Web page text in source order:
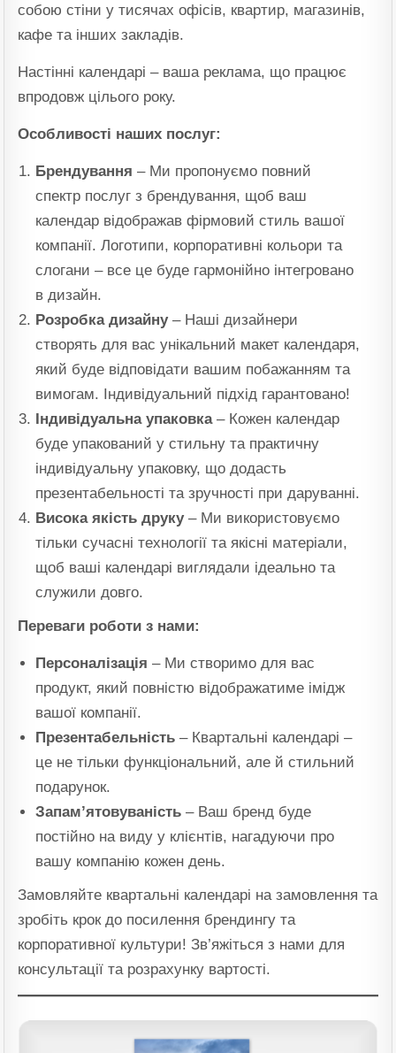
собою стіни у тисячах офісів, квартир, магазинів,
кафе та інших закладів.
Настінні календарі – ваша реклама, що працює
впродовж цілього року.
Особливості наших послуг:
Брендування – Ми пропонуємо повний
спектр послуг з брендування, щоб ваш
календар відображав фірмовий стиль вашої
компанії. Логотипи, корпоративні кольори та
слогани – все це буде гармонійно інтегровано
в дизайн.
Розробка дизайну– Наші дизайнери
створять для вас унікальний макет календаря,
який буде відповідати вашим побажанням та
вимогам. Індивідуальний підхід гарантовано!
Індивідуальна упаковка– Кожен календар
буде упакований у стильну та практичну
індивідуальну упаковку, що додасть
презентабельності та зручності при даруванні.
Висока якість друку– Ми використовуємо
тільки сучасні технології та якісні матеріали,
щоб ваші календарі виглядали ідеально та
служили довго.
Переваги роботи з нами:
Персоналізація – Ми створимо для вас
продукт, який повністю відображатиме імідж
вашої компанії.
Презентабельність – Квартальні календарі –
це не тільки функціональний, але й стильний
подарунок.
Запам’ятовуваність – Ваш бренд буде
постійно на виду у клієнтів, нагадуючи про
вашу компанію кожен день.
Замовляйте квартальні календарі на замовлення та
зробіть крок до посилення брендингу та
корпоративної культури! Зв’яжіться з нами для
консультації та розрахунку вартості.